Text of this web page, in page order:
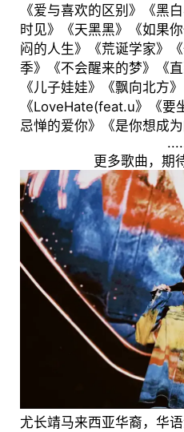
《爱与喜欢的区别》《黑
时见》《天黑黑》《如果
闷的人生》《荒诞学家》
季》《不会醒来的梦》《
《儿子娃娃》《飘向北方
《LoveHate(feat.u》《要
忌惮的爱你》《是你想成为
更多歌曲，期
尤长靖马来西亚华裔，华